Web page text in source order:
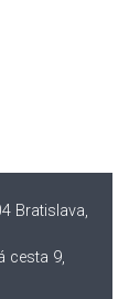
Bratislava,
cesta 9,